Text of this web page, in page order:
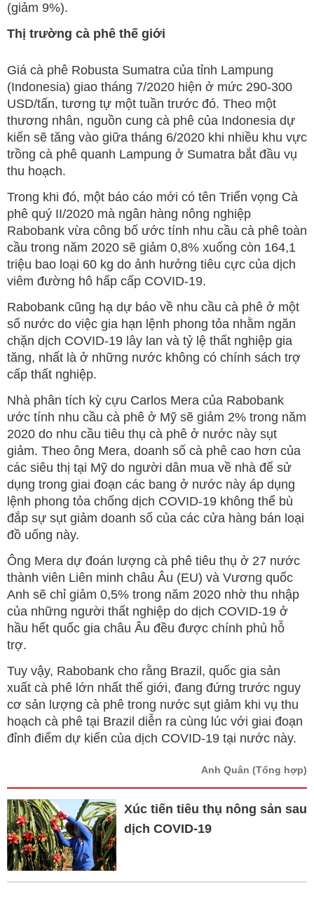
(giảm 9%).
Thị trường cà phê thế giới
Giá cà phê Robusta Sumatra của tỉnh Lampung
(Indonesia) giao tháng 7/2020 hiện ở mức 290-300
USD/tấn, tương tự một tuần trước đó. Theo một
thương nhân, nguồn cung cà phê của Indonesia dự
kiến sẽ tăng vào giữa tháng 6/2020 khi nhiều khu vực
trồng cà phê quanh Lampung ở Sumatra bắt đầu vụ
thu hoạch.
Trong khi đó, một báo cáo mới có tên Triển vọng Cà
phê quý II/2020 mà ngân hàng nông nghiệp
Rabobank vừa công bố ước tính nhu cầu cà phê toàn
cầu trong năm 2020 sẽ giảm 0,8% xuống còn 164,1
triệu bao loại 60 kg do ảnh hưởng tiêu cực của dịch
viêm đường hô hấp cấp COVID-19.
Rabobank cũng hạ dự báo về nhu cầu cà phê ở một
số nước do việc gia hạn lệnh phong tỏa nhằm ngăn
chặn dịch COVID-19 lây lan và tỷ lệ thất nghiệp gia
tăng, nhất là ở những nước không có chính sách trợ
cấp thất nghiệp.
Nhà phân tích kỳ cựu Carlos Mera của Rabobank
ước tính nhu cầu cà phê ở Mỹ sẽ giảm 2% trong năm
2020 do nhu cầu tiêu thụ cà phê ở nước này sụt
giảm. Theo ông Mera, doanh số cà phê cao hơn của
các siêu thị tại Mỹ do người dân mua về nhà để sử
dụng trong giai đoạn các bang ở nước này áp dụng
lệnh phong tỏa chống dịch COVID-19 không thể bù
đắp sự sụt giảm doanh số của các cửa hàng bán loại
đồ uống này.
Ông Mera dự đoán lượng cà phê tiêu thụ ở 27 nước
thành viên Liên minh châu Âu (EU) và Vương quốc
Anh sẽ chỉ giảm 0,5% trong năm 2020 nhờ thu nhập
của những người thất nghiệp do dịch COVID-19 ở
hầu hết quốc gia châu Âu đều được chính phủ hỗ
trợ.
Tuy vậy, Rabobank cho rằng Brazil, quốc gia sản
xuất cà phê lớn nhất thế giới, đang đứng trước nguy
cơ sản lượng cà phê trong nước sụt giảm khi vụ thu
hoạch cà phê tại Brazil diễn ra cùng lúc với giai đoạn
đỉnh điểm dự kiến của dịch COVID-19 tại nước này.
Anh Quân (Tổng hợp)
Xúc tiến tiêu thụ nông sản sau
dịch COVID-19